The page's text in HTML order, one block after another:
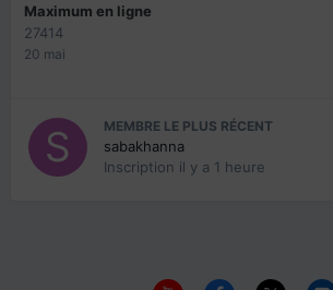
Maximum en ligne
27414
20 mai
MEMBRE LE PLUS RÉCENT
sabakhanna
Inscription il y a 1 heure